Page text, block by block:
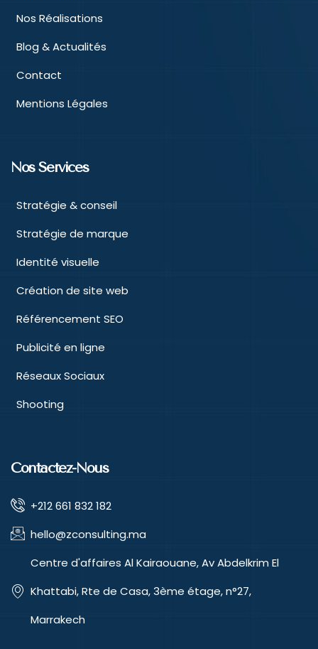
Nos Réalisations
Blog & Actualités
Contact
Mentions Légales
Nos Services
Stratégie & conseil
Stratégie de marque
Identité visuelle
Création de site web
Référencement SEO
Publicité en ligne
Réseaux Sociaux
Shooting
Contactez-Nous
+212 661 832 182
hello@zconsulting.ma
Centre d'affaires Al Kairaouane, Av Abdelkrim El
Khattabi, Rte de Casa, 3ème étage, n°27,
Marrakech